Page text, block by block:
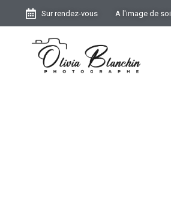
Sur rendez-vous A l'image de